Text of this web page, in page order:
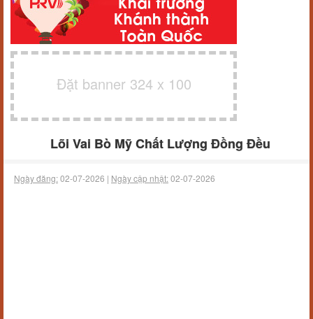
Đặt banner 324 x 100
Lõi Vai Bò Mỹ Chất Lượng Đồng Đều
Ngày đăng:02-07-2026 | Ngày cập nhật:02-07-2026